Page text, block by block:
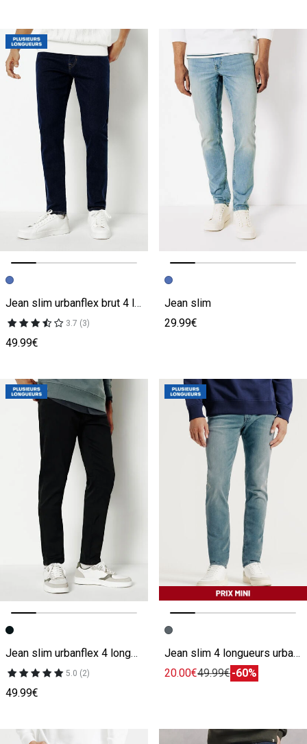
Image précédente
Image suivante
Jean slim urbanflex brut 4 longueurs
3.7 (3)
49.99€
Image précédente
Image suivante
Jean slim
29.99€
Image précédente
Image suivante
Jean slim urbanflex 4 longueurs
5.0 (2)
49.99€
Image précédente
Image suivante
Jean slim 4 longueurs urbanflex
20.00€49.99€-60%